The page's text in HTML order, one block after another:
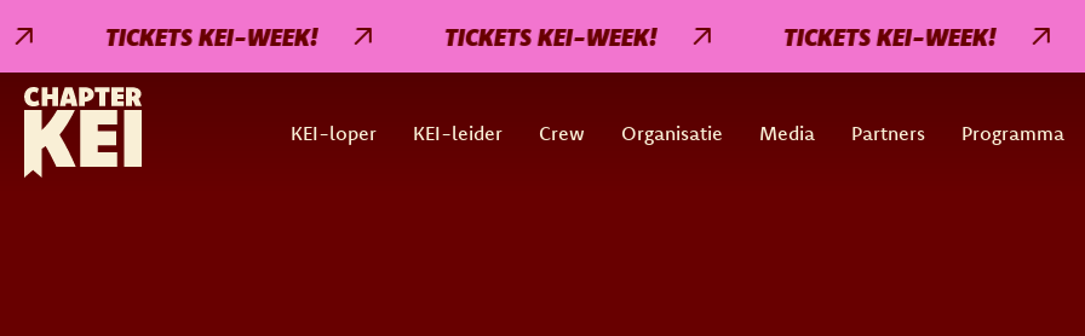
TICKETS KEI-WEEK! TICKETS KEI-WEEK! TICKETS KEI-WEEK!
KEI-loper KEI-leider Crew Organisatie Media Partners Programma